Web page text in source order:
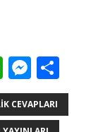
W
h
at
M
e
ss
h
ar
CEVAPLARI